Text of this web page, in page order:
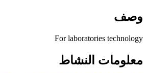
وصف
For laboratories technology
معلومات النشاط